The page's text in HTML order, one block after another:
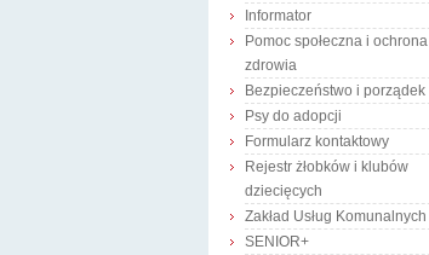
Informator
Pomoc społeczna i ochrona
zdrowia
Bezpieczeństwo i porządek
Psy do adopcji
Formularz kontaktowy
Rejestr żłobków i klubów
dziecięcych
Zakład Usług Komunalnych
SENIOR+